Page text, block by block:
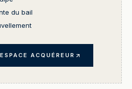
du bail
ACQUÉREUR